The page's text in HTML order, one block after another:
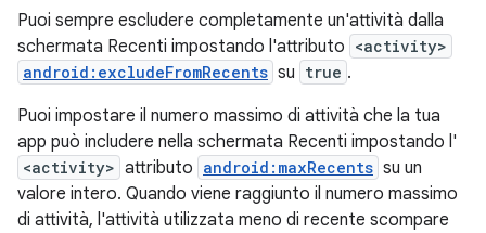
Puoi sempre escludere completamente un'attività dalla
schermata Recenti impostando l'attributo <activity>
android:excludeFromRecents su true .
Puoi impostare il numero massimo di attività che la tua
app può includere nella schermata Recenti impostando l'
<activity> attributo android:maxRecents su un
valore intero. Quando viene raggiunto il numero massimo
di attività, l'attività utilizzata meno di recente scompare